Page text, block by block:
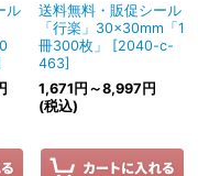
ル
送料無料・販促シール
「行楽」30×30mm「1
冊300枚」
[2040-c-
463]
1,671円 ～8,997円
(税込)